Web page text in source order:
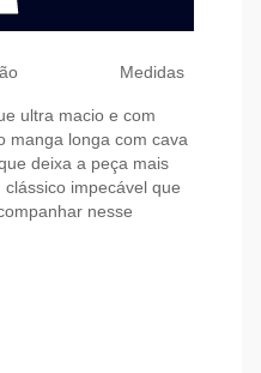
Medidas
ultra macio e com
manga longa com cava
deixa a peça mais
impecável que
nesse